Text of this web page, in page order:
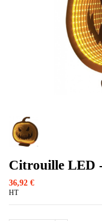
Citrouille LED
36,92 €
HT